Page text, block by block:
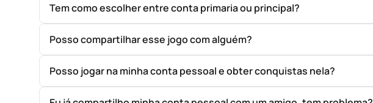
Tem como escolher entre conta primaria ou principal?
Posso compartilhar esse jogo com alguém?
Posso jogar na minha conta pessoal e obter conquistas nela?